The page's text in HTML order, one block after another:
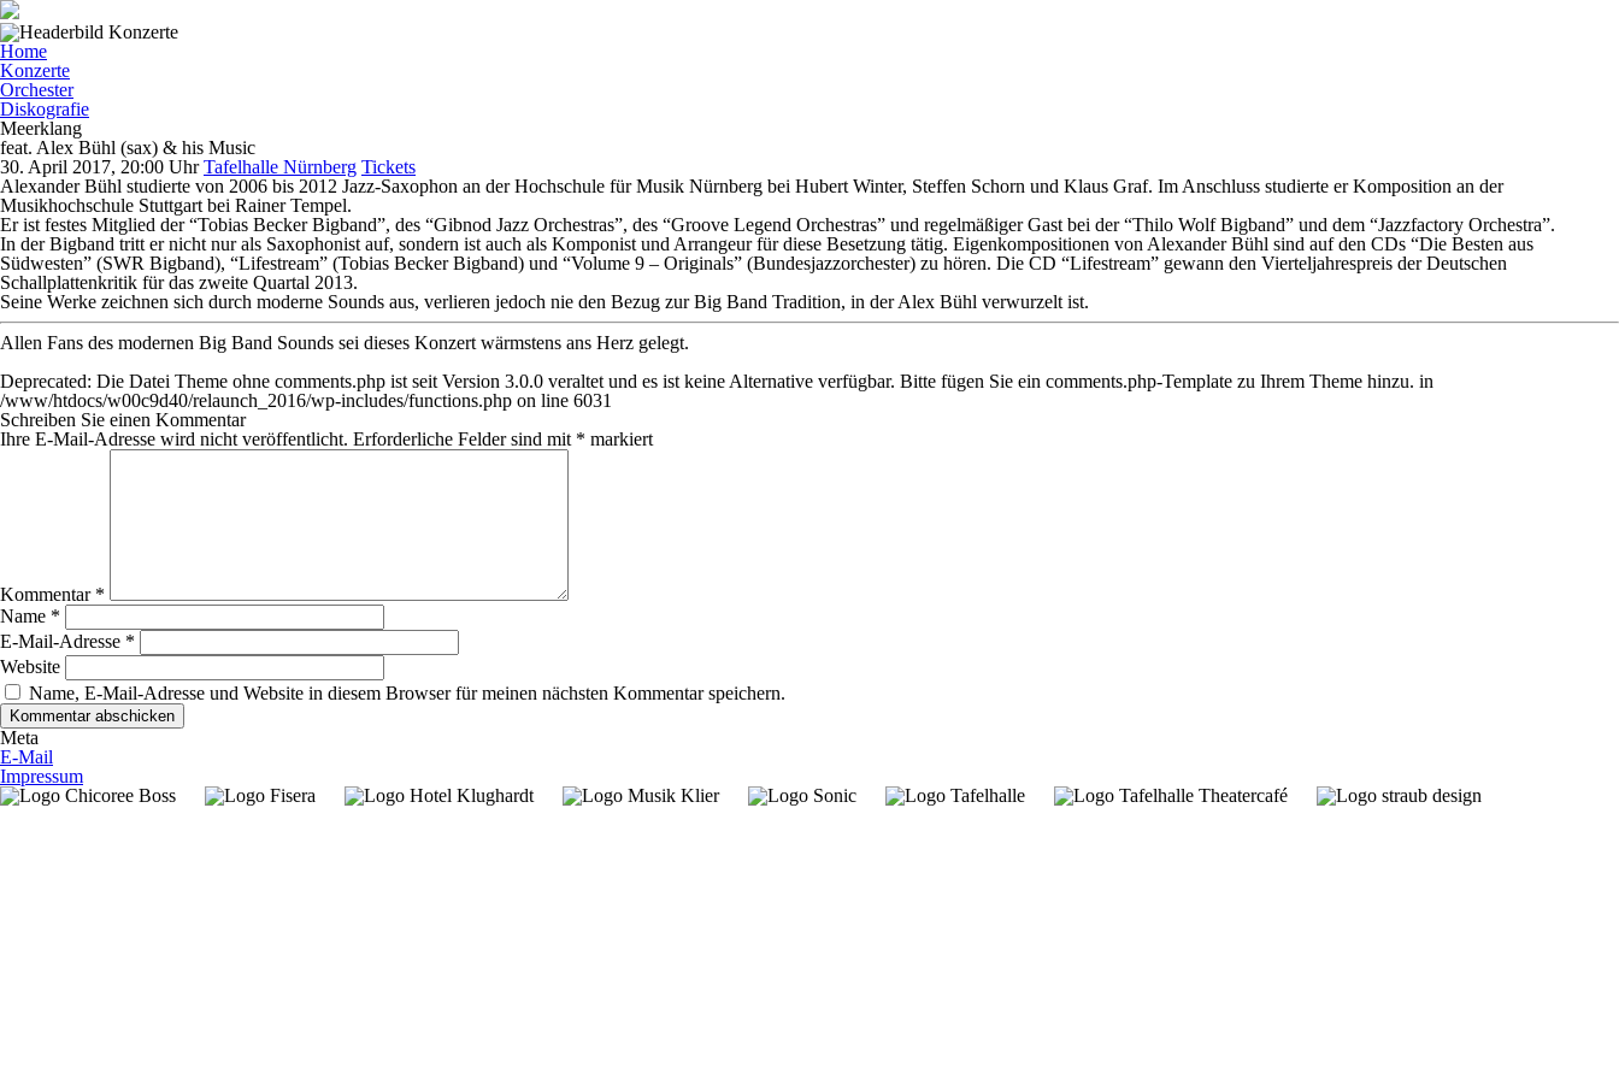
Home
Konzerte
Orchester
Diskografie
Meerklang
feat. Alex Bühl (sax) & his Music
30. April 2017, 20:00 UhrTafelhalle Nürnberg Tickets
Alexander Bühl studierte von 2006 bis 2012 Jazz-Saxophon an der Hochschule für Musik Nürnberg bei Hubert Winter, Steffen Schorn und Klaus Graf. Im Anschluss studierte er Komposition an der
Musikhochschule Stuttgart bei Rainer Tempel.
Er ist festes Mitglied der “Tobias Becker Bigband”, des “Gibnod Jazz Orchestras”, des “Groove Legend Orchestras” und regelmäßiger Gast bei der “Thilo Wolf Bigband” und dem “Jazzfactory Orchestra”.
In der Bigband tritt er nicht nur als Saxophonist auf, sondern ist auch als Komponist und Arrangeur für diese Besetzung tätig. Eigenkompositionen von Alexander Bühl sind auf den CDs “Die Besten aus
Südwesten” (SWR Bigband), “Lifestream” (Tobias Becker Bigband) und “Volume 9 – Originals” (Bundesjazzorchester) zu hören. Die CD “Lifestream” gewann den Vierteljahrespreis der Deutschen
Schallplattenkritik für das zweite Quartal 2013.
Seine Werke zeichnen sich durch moderne Sounds aus, verlieren jedoch nie den Bezug zur Big Band Tradition, in der Alex Bühl verwurzelt ist.
Allen Fans des modernen Big Band Sounds sei dieses Konzert wärmstens ans Herz gelegt.
Deprecated: Die Datei Theme ohne comments.php ist seit Version 3.0.0 veraltet und es ist keine Alternative verfügbar. Bitte fügen Sie ein comments.php-Template zu Ihrem Theme hinzu. in
/www/htdocs/w00c9d40/relaunch_2016/wp-includes/functions.php on line 6031
Schreiben Sie einen Kommentar
Ihre E-Mail-Adresse wird nicht veröffentlicht. Erforderliche Felder sind mit * markiert
Kommentar *
Name *
E-Mail-Adresse *
Website
Name, E-Mail-Adresse und Website in diesem Browser für meinen nächsten Kommentar speichern.
Meta
E-Mail
Impressum